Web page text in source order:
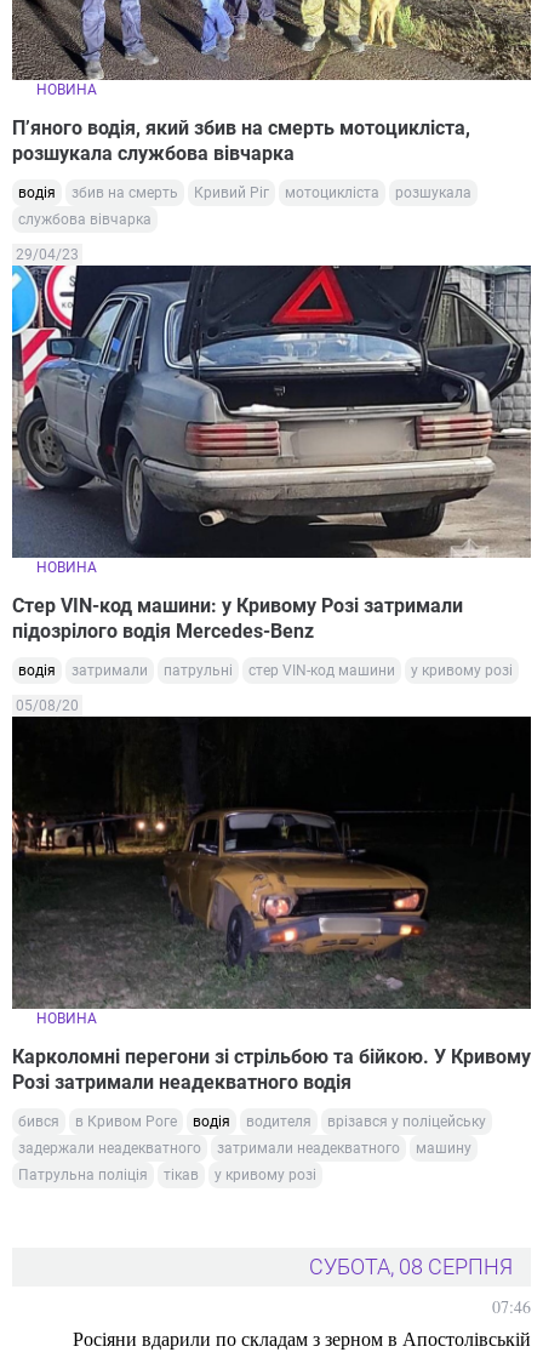
НОВИНА
П’яного водія, який збив на смерть мотоцикліста,
розшукала службова вівчарка
водія збив на смерть Кривий Ріг мотоцикліста
розшукала
службова вівчарка
29/04/23
НОВИНА
Стер VIN-код машини: у Кривому Розі затримали
підозрілого водія Mercedes-Benz
водія затримали патрульні стер VIN-код машини у кривому розі
05/08/20
НОВИНА
Карколомні перегони зі стрільбою та бійкою. У Кривому
Розі затримали неадекватного водія
бився в Кривом Роге водія водителя
врізався у поліцейську
задержали неадекватного
затримали неадекватного
машину
Патрульна поліція
тікав у кривому розі
СУБОТА, 08 СЕРПНЯ
07:46
Росіяни вдарили по складам з зерном в Апостолівській